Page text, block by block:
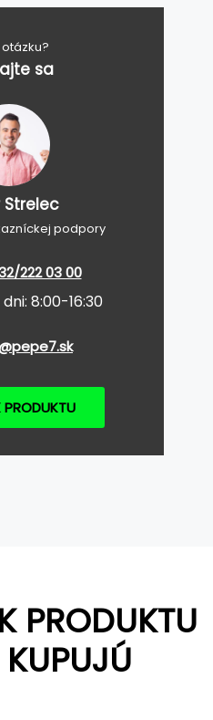
sa
Strelec
podpory
222 03 00
8:00-16:30
PRODUKTU